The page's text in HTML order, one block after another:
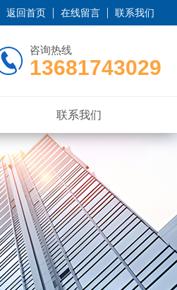
返回首页 在线留言 联系我们
咨询热线
13681743029
联系我们